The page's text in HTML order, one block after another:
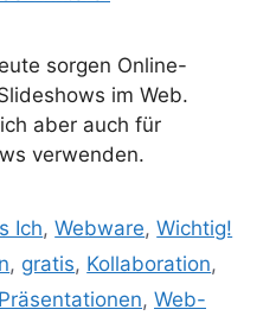
sorgen Online-
im Web.
aber auch für
verwenden.
Ich,Webware,Wichtig!
, gratis, Kollaboration,
Präsentationen, Web-